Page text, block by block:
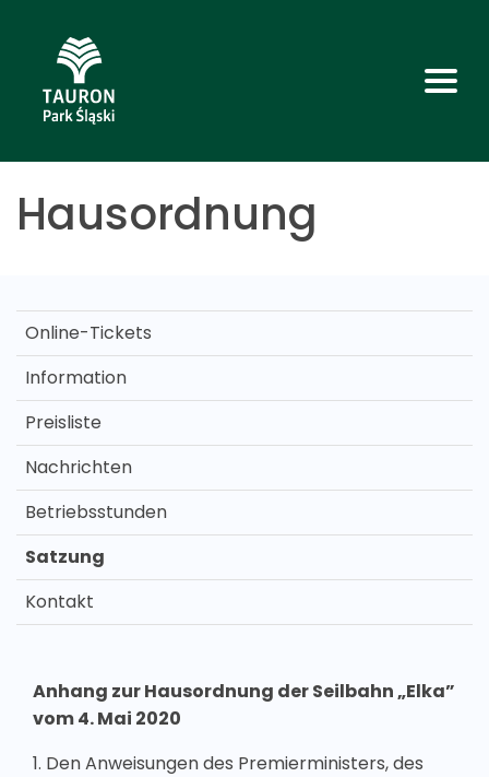
Hausordnung
Online-Tickets
Information
Preisliste
Nachrichten
Betriebsstunden
Satzung
Kontakt
Anhang zur Hausordnung der Seilbahn „Elka”
vom 4. Mai 2020
1. Den Anweisungen des Premierministers, des